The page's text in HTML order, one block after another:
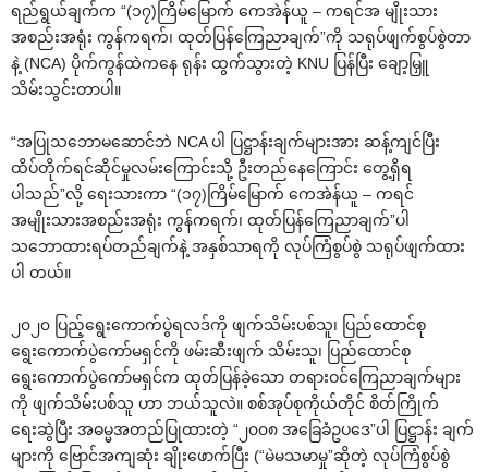
ရည်ရွယ်ချက်က “(၁၇)ကြိမ်မြောက် ကေအဲန်ယူ – ကရင်အ မျိုးသား
အစည်းအရုံး ကွန်ကရက်၊ ထုတ်ပြန်ကြေညာချက်”ကို သရုပ်ဖျက်စွပ်စွဲတာ
နဲ့ (NCA) ပိုက်ကွန်ထဲကနေ ရုန်း ထွက်သွားတဲ့ KNU ပြန်ပြီး ချော့မြှူ
သိမ်းသွင်းတာပါ။
“အပြုသဘောမဆောင်ဘဲ NCA ပါ ပြဋ္ဌာန်းချက်များအား ဆန့်ကျင်ပြီး
ထိပ်တိုက်ရင်ဆိုင်မှုလမ်းကြောင်းသို့ ဦးတည်နေကြောင်း တွေ့ရှိရ
ပါသည်”လို့ ရေးသားကာ “(၁၇)ကြိမ်မြောက် ကေအဲန်ယူ – ကရင်
အမျိုးသားအစည်းအရုံး ကွန်ကရက်၊ ထုတ်ပြန်ကြေညာချက်”ပါ
သဘောထားရပ်တည်ချက်နဲ့ အနှစ်သာရကို လုပ်ကြံစွပ်စွဲ သရုပ်ဖျက်ထား
ပါ တယ်။
၂၀၂၀ ပြည့်ရွေးကောက်ပွဲရလဒ်ကို ဖျက်သိမ်းပစ်သူ၊ ပြည်ထောင်စု
ရွေးကောက်ပွဲကော်မရှင်ကို ဖမ်းဆီးဖျက် သိမ်းသူ၊ ပြည်ထောင်စု
ရွေးကောက်ပွဲကော်မရှင်က ထုတ်ပြန်ခဲ့သော တရားဝင်ကြေညာချက်များ
ကို ဖျက်သိမ်းပစ်သူ ဟာ ဘယ်သူလဲ။ စစ်အုပ်စုကိုယ်တိုင် စိတ်ကြိုက်
ရေးဆွဲပြီး အဓမ္မအတည်ပြုထားတဲ့ “၂၀၀၈ အခြေခံဥပဒေ”ပါ ပြဋ္ဌာန်း ချက်
များကို ဗြောင်အကျဆုံး ချိုးဖောက်ပြီး (“မဲမသမာမှု”ဆိုတဲ့ လုပ်ကြံစွပ်စွဲ